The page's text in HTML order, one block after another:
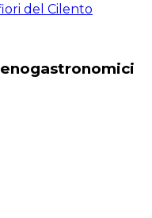
del Cilento